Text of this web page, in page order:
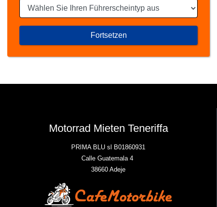
Fortsetzen
Motorrad Mieten Teneriffa
PRIMA BLU sl B01860931
Calle Guatemala 4
38660 Adeje